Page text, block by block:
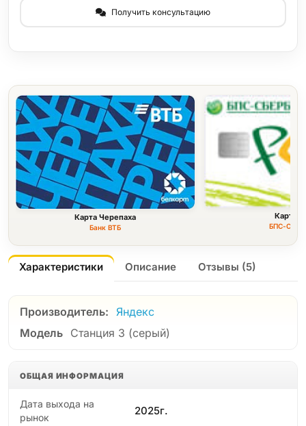
Получить консультацию
Карта Черепаха
Банк ВТБ
Карта
БПС-
Характеристики Описание Отзывы (5)
Производитель:
Яндекс
Модель Станция 3 (серый)
ОБЩАЯ ИНФОРМАЦИЯ
Дата выхода на
рынок
2025г.